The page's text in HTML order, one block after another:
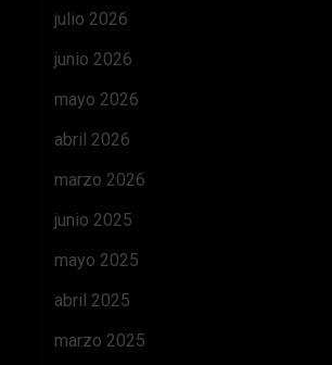
julio 2026
junio 2026
mayo 2026
abril 2026
marzo 2026
junio 2025
mayo 2025
abril 2025
marzo 2025